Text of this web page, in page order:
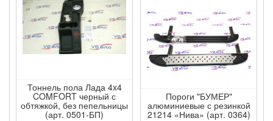
Тоннель пола Лада 4x4
COMFORT черный с
обтяжкой, без пепельницы
(арт. 0501-БП)
Пороги "БУМЕР"
алюминиевые с резинкой
21214 «Нива» (арт. 0364)